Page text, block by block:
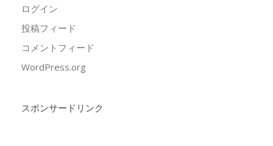
ログイン
投稿フィード
コメントフィード
WordPress.org
スポンサードリンク